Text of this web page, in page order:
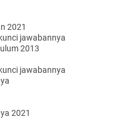
2021
jawabannya
2013
jawabannya
2021